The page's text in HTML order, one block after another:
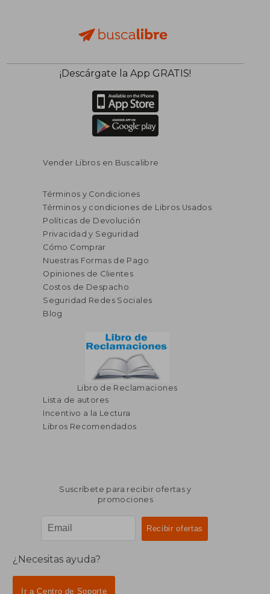
¡Descárgate la App GRATIS!
Vender Libros en Buscalibre
Términos y Condiciones
Términos y condiciones de Libros Usados
Políticas de Devolución
Privacidad y Seguridad
Cómo Comprar
Nuestras Formas de Pago
Opiniones de Clientes
Costos de Despacho
Seguridad Redes Sociales
Blog
Libro de Reclamaciones
Lista de autores
Incentivo a la Lectura
Libros Recomendados
Suscríbete para recibir ofertas y
promociones
¿Necesitas ayuda?
Ir a Centro de Soporte